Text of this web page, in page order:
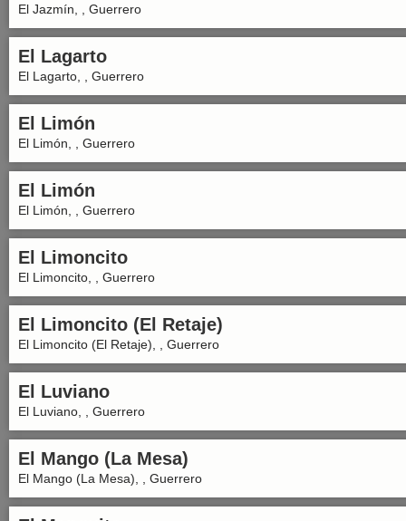
El Jazmín, , Guerrero
El Lagarto
El Lagarto, , Guerrero
El Limón
El Limón, , Guerrero
El Limón
El Limón, , Guerrero
El Limoncito
El Limoncito, , Guerrero
El Limoncito (El Retaje)
El Limoncito (El Retaje), , Guerrero
El Luviano
El Luviano, , Guerrero
El Mango (La Mesa)
El Mango (La Mesa), , Guerrero